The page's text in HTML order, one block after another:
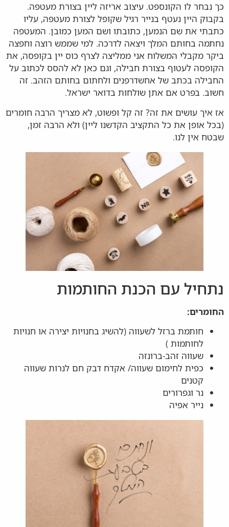
כך נבחר לו הקונספט. עיצוב אריזה ליין בצורת מעטפה.
בקבוק היין נעטף בנייר רגיל שקופל לצורת מעטפה, עליו
כתבתי את שם הנמען, כתובתו ושם המען כמובן. המעטפה
נחתמה בחותם המלך ויצאה לדרכה. למי שממש רוצה וחפצה
ביקר מקבלי המשלוח אני ממליצה לצרף כוס יין בקופסה, את
הקופסה לעטוף בצורת חבילה, וגם כאן לא להסס לכתוב על
החבילה בכתב של אחשדרפנים ולחתום בחותם הזהב. זה
חשוב. בפרט אם אתן שולחות בדואר ישראל.
אז איך עושים את זה? זה קל ופשוט, לא מצריך הרבה חומרים
(בכל אופן את כל התקציב הקדשנו ליין) ולא הרבה זמן,
שבטח אין לנו.
נתחיל עם הכנת החותמות
החומרים:
חותמת ברזל לשעווה (להשיג בחנויות יצירה או חנויות
לחותמות )
שעווה זהב-ברונזה
כפית לחימום שעווה/ אקדח דבק חם לנרות שעווה
קטנים
נר וגפרורים
נייר אפיה